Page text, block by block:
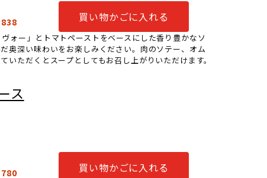
838 買い物かごに入れる
ォー」とトマトペーストをベースにした香り豊かなソ
奥深い味わいをお楽しみください。肉のソテー、オム
いただくとスープとしてもお召し上がりいただけます。
ス
780 買い物かごに入れる